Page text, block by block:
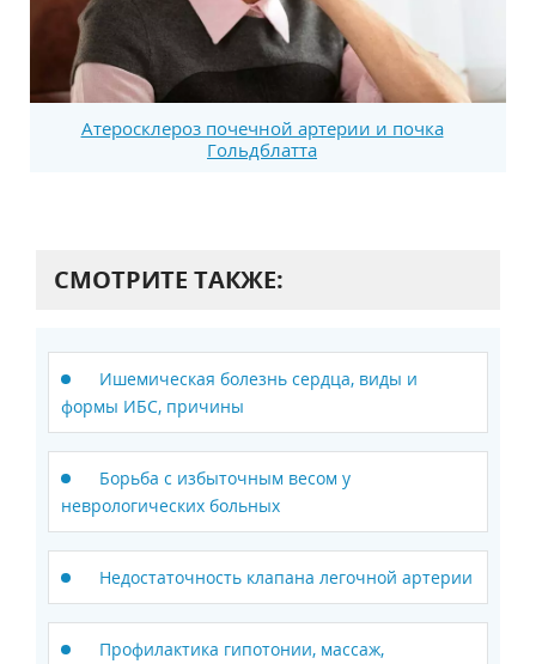
Атеросклероз почечной артерии и почка
Гольдблатта
СМОТРИТЕ ТАКЖЕ:
Ишемическая болезнь сердца, виды и
формы ИБС, причины
Борьба с избыточным весом у
неврологических больных
Недостаточность клапана легочной артерии
Профилактика гипотонии, массаж,